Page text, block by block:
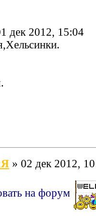
дек 2012, 15:04
» 02 дек 2012,
на форум